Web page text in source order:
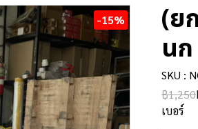
-15% (ย
นก
SKU :
฿1,250
เบอร์